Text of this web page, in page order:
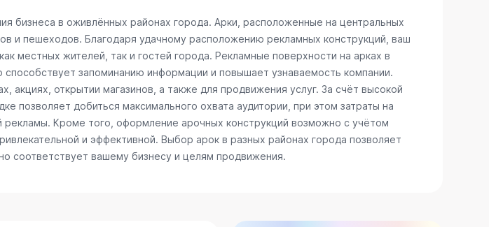
бизнеса в оживлённых районах города. Арки, расположенные на центральных
и пешеходов. Благодаря удачному расположению рекламных конструкций, ваш
местных жителей, так и гостей города. Рекламные поверхности на арках в
запоминанию информации и повышает узнаваемость компании.
открытии магазинов, а также для продвижения услуг. За счёт высокой
позволяет добиться максимального охвата аудитории, при этом затраты на
Кроме того, оформление арочных конструкций возможно с учётом
и эффективной. Выбор арок в разных районах города позволяет
соответствует вашему бизнесу и целям продвижения.